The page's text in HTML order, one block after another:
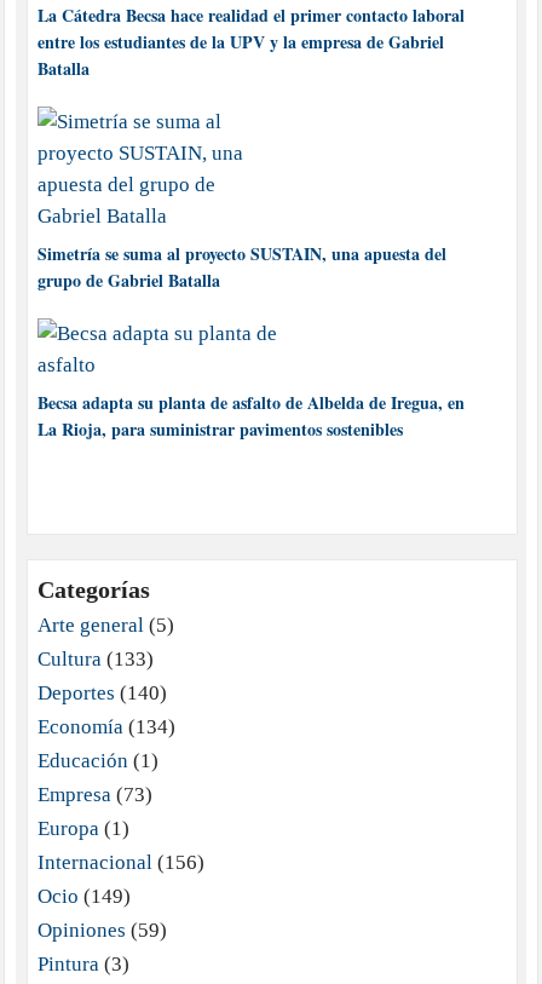
La Cátedra Becsa hace realidad el primer contacto laboral
entre los estudiantes de la UPV y la empresa de Gabriel
Batalla
Simetría se suma al proyecto SUSTAIN, una apuesta del
grupo de Gabriel Batalla
Becsa adapta su planta de asfalto de Albelda de Iregua, en
La Rioja, para suministrar pavimentos sostenibles
Categorías
Arte general(5)
Cultura(133)
Deportes (140)
Economía(134)
Educación(1)
Empresa(73)
Europa(1)
Internacional(156)
Ocio (149)
Opiniones (59)
Pintura(3)